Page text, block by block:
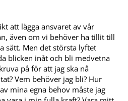
att lägga ansvaret av vår
även om vi behöver ha tillit till
sätt. Men det största lyftet
blicken inåt och bli medvetna
på för att jag ska nå
Vem behöver jag bli? Hur
mina egna behov måste jag